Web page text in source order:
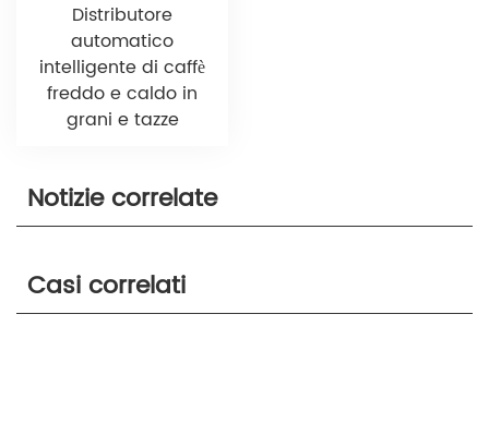
Distributore
automatico
intelligente di caffè
freddo e caldo in
grani e tazze
Notizie correlate
Casi correlati